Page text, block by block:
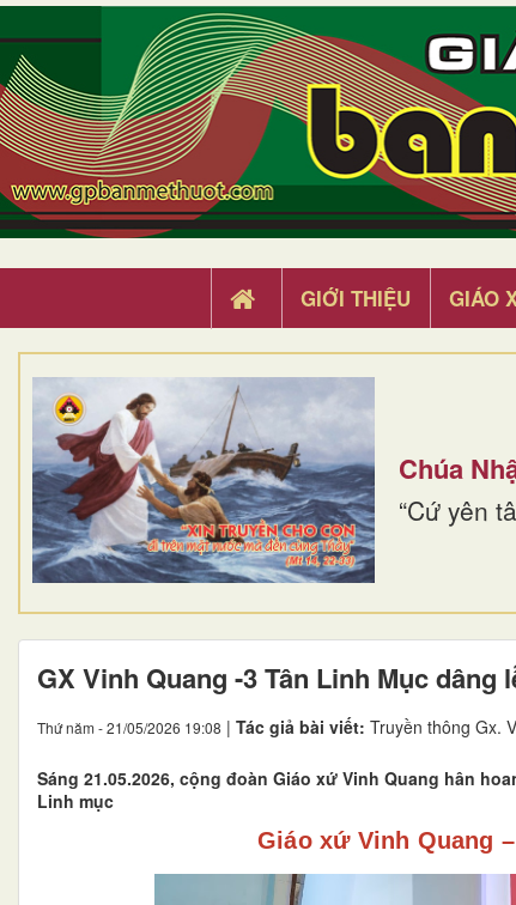
GIỚI THIỆU GIÁO
Chúa
“Cứ yên
GX Vinh Quang -3 Tân Linh Mục dâng
Thứ năm - 21/05/2026 19:08 | Tác giả bài viết: Truyền thông Gx.
Sáng 21.05.2026, cộng đoàn Giáo xứ Vinh Quang hân
Linh mục
Giáo xứ Vinh Quang